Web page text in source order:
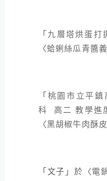
「 九層塔烘蛋打
〈蛤蜊絲瓜青醬
「 桃園市立平
科 高二 教學進
〈黑胡椒牛肉酥
「 文子 」於〈電